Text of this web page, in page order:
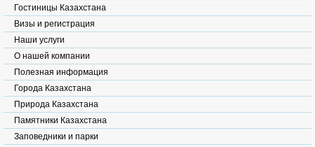
Гостиницы Казахстана
Визы и регистрация
Наши услуги
О нашей компании
Полезная информация
Города Казахстана
Природа Казахстана
Памятники Казахстана
Заповедники и парки